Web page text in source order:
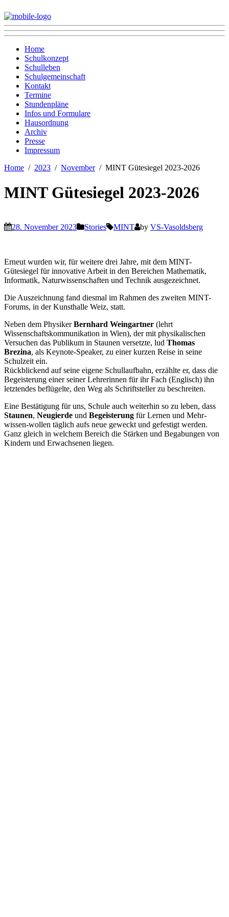
Home
Schulkonzept
Schulleben
Schulgemeinschaft
Kontakt
Termine
Stundenpläne
Infos und Formulare
Hausordnung
Archiv
Presse
Impressum
Home
2023 November MINT Gütesiegel 2023-2026
MINT Gütesiegel 2023-2026
28. November 2023 Stories MINT by VS-Vasoldsberg
Erneut wurden wir, für weitere drei Jahre, mit dem MINT-
Gütesiegel für innovative Arbeit in den Bereichen Mathematik,
Informatik, Naturwissenschaften und Technik ausgezeichnet.
Die Auszeichnung fand diesmal im Rahmen des zweiten MINT-
Forums, in der Kunsthalle Weiz, statt.
Neben dem PhysikerBernhard Weingartner (lehrt
Wissenschaftskommunikation in Wien), der mit physikalischen
Versuchen das Publikum in Staunen versetzte, lud Thomas
Brezina, als Keynote-Speaker, zu einer kurzen Reise in seine
Schulzeit ein.
Rückblickend auf seine eigene Schullaufbahn, erzählte er, dass die
Begeisterung einer seiner Lehrerinnen für ihr Fach (Englisch) ihn
letztendes beflügelte, den Weg als Schriftsteller zu beschreiten.
Eine Bestätigung für uns, Schule auch weiterhin so zu leben, dass
Staunen, Neugierde und Begeisterung für Lernen und Mehr-
wissen-wollen täglich aufs neue geweckt und gefestigt werden.
Ganz gleich in welchem Bereich die Stärken und Begabungen von
Kindern und Erwachsenen liegen.